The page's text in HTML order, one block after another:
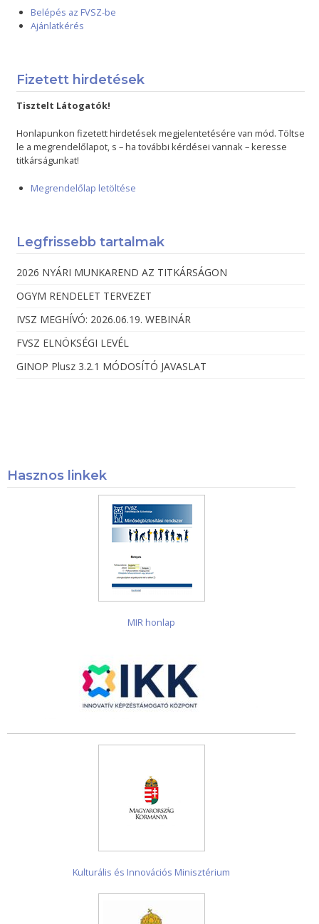
Belépés az FVSZ-be
Ajánlatkérés
Fizetett hirdetések
Tisztelt Látogatók!
Honlapunkon fizetett hirdetések megjelentetésére van mód. Töltse
le a megrendelőlapot, s – ha további kérdései vannak – keresse
titkárságunkat!
Megrendelőlap letöltése
Legfrissebb tartalmak
2026 NYÁRI MUNKAREND AZ TITKÁRSÁGON
OGYM RENDELET TERVEZET
IVSZ MEGHÍVÓ: 2026.06.19. WEBINÁR
FVSZ ELNÖKSÉGI LEVÉL
GINOP Plusz 3.2.1 MÓDOSÍTÓ JAVASLAT
Hasznos linkek
MIR honlap
Kulturális és Innovációs Minisztérium